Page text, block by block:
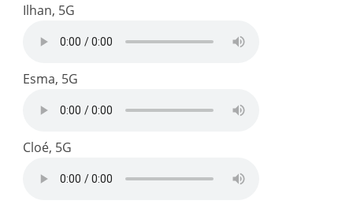
Ilhan, 5G
Esma, 5G
Cloé, 5G